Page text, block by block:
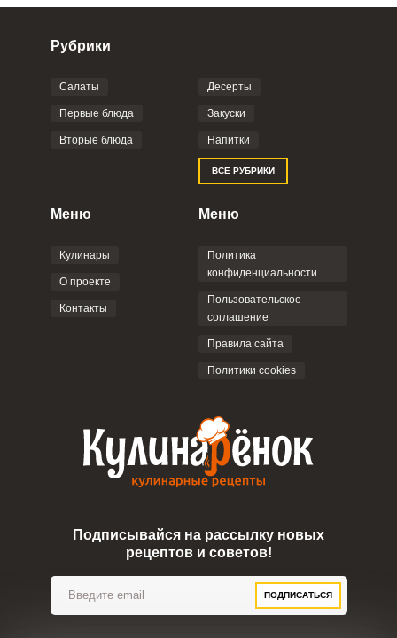
Фото до 4 шт, до 5 mb
Отправляя эту форму, вы соглашаетесь с
Политикой
Пользовательским
соглашением
Рубрики
Салаты
Первые блюда
Вторые блюда
Десерты
Закуски
Напитки
ВСЕ РУБРИКИ
Меню
Кулинары
О проекте
Контакты
Меню
Политика
конфиденциальности
Пользовательское
соглашение
Правила сайта
Политики cookies
Подписывайся на рассылку новых
рецептов и советов!
ПОДПИСАТЬСЯ